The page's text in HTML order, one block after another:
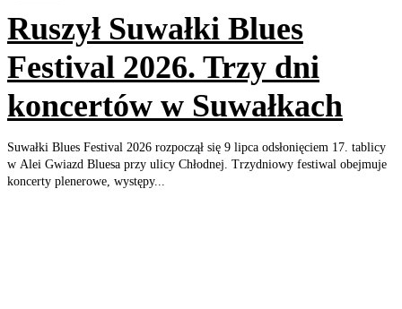
Ruszył Suwałki Blues
Festival 2026. Trzy dni
koncertów w Suwałkach
Suwałki Blues Festival 2026 rozpoczął się 9 lipca odsłonięciem 17. tablicy
w Alei Gwiazd Bluesa przy ulicy Chłodnej. Trzydniowy festiwal obejmuje
koncerty plenerowe, występy...